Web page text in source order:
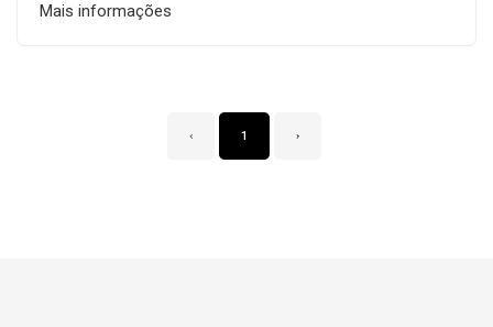
Mais informações
‹ 1 ›